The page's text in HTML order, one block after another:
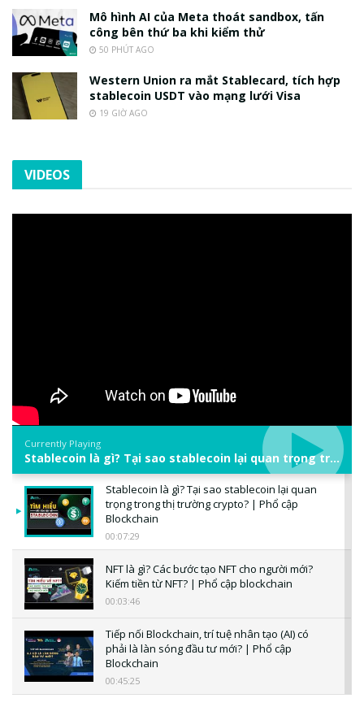
Mô hình AI của Meta thoát sandbox, tấn
công bên thứ ba khi kiểm thử
50 PHÚT AGO
Western Union ra mắt Stablecard, tích hợp
stablecoin USDT vào mạng lưới Visa
19 GIỜ AGO
VIDEOS
Currently Playing
Stablecoin là gì? Tại sao stablecoin lại quan trọng trong thị trường crypto? | Phổ cập Blockchain
Stablecoin là gì? Tại sao stablecoin lại quan
trọng trong thị trường crypto? | Phổ cập
Blockchain
00:07:29
NFT là gì? Các bước tạo NFT cho người mới?
Kiếm tiền từ NFT? | Phổ cập blockchain
00:03:46
Tiếp nối Blockchain, trí tuệ nhân tạo (AI) có
phải là làn sóng đầu tư mới? | Phổ cập
Blockchain
00:45:25